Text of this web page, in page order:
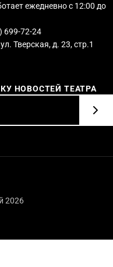
ежедневно с 12:00 до
699-72-24
Тверская, д. 23, стр.1
НОВОСТЕЙ ТЕАТРА
2026